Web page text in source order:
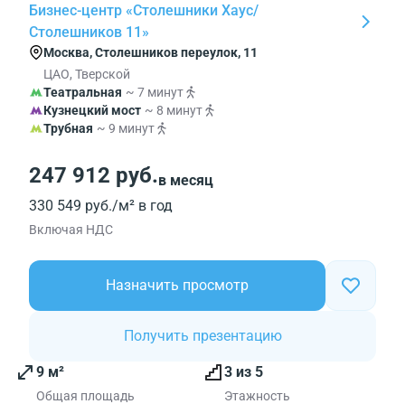
Бизнес-центр «Столешники Хаус/
Столешников 11»
Москва, Столешников переулок, 11
ЦАО, Тверской
Театральная ~ 7 минут
Кузнецкий мост ~ 8 минут
Трубная ~ 9 минут
247 912 руб.в месяц
330 549 руб./м² в год
Включая НДС
Назначить просмотр
Получить презентацию
9 м²
Общая площадь
3 из 5
Этажность